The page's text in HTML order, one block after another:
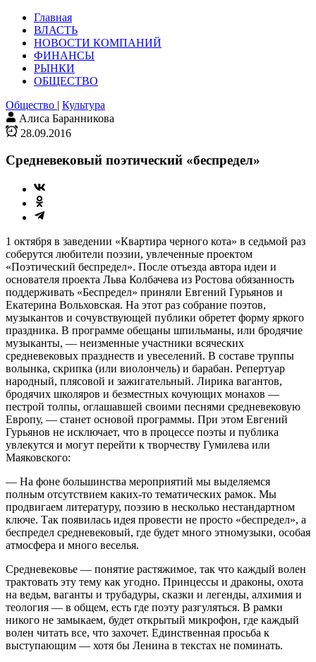
Главная
ВЛАСТЬ
НОВОСТИ КОМПАНИЙ
ФИНАНСЫ
РЫНКИ
ОБЩЕСТВО
Общество | Культура
Алиса Баранникова
28.09.2016
Средневековый поэтический «беспредел»
1 октября в заведении «Квартира черного кота» в седьмой раз
соберутся любители поэзии, увлеченные проектом
«Поэтический беспредел». После отъезда автора идеи и
основателя проекта Льва Колбачева из Ростова обязанность
поддерживать «Беспредел» приняли Евгений Гурьянов и
Екатерина Вольховская. На этот раз собрание поэтов,
музыкантов и сочувствующей публики обретет форму яркого
праздника. В программе обещаны шпильманы, или бродячие
музыканты, — неизменные участники всяческих
средневековых празднеств и увеселений. В составе труппы
волынка, скрипка (или виолончель) и барабан. Репертуар
народный, плясовой и зажигательный. Лирика вагантов,
бродячих школяров и безместных кочующих монахов —
пестрой толпы, оглашавшей своими песнями средневековую
Европу, — станет основой программы. При этом Евгений
Гурьянов не исключает, что в процессе поэты и публика
увлекутся и могут перейти к творчеству Гумилева или
Маяковского:
— На фоне большинства мероприятий мы выделяемся
полным отсутствием каких-то тематических рамок. Мы
продвигаем литературу, поэзию в несколько нестандартном
ключе. Так появилась идея провести не просто «беспредел», а
беспредел средневековый, где будет много этномузыки, особая
атмосфера и много веселья.
Средневековье — понятие растяжимое, так что каждый волен
трактовать эту тему как угодно. Принцессы и драконы, охота
на ведьм, ваганты и трубадуры, сказки и легенды, алхимия и
теология — в общем, есть где поэту разгуляться. В рамки
никого не замыкаем, будет открытый микрофон, где каждый
волен читать все, что захочет. Единственная просьба к
выступающим — хотя бы Ленина в текстах не поминать.